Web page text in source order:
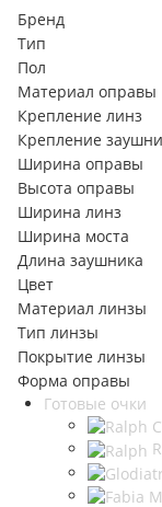
Бренд
Тип
Пол
Материал оправы
Крепление линз
Крепление
Ширина оправы
Высота оправы
Ширина линз
Ширина моста
Длина заушника
Цвет
Материал линзы
Тип линзы
Покрытие линзы
Форма оправы
Готовые очки